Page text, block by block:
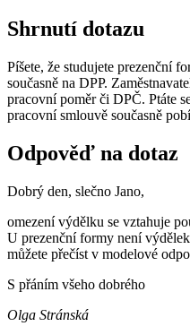
Shrnutí dotazu
Píšete, že studujete prezenční
současně na DPP.
pracovní poměr či DPČ. Ptáte
pracovní smlouvě současně
Odpověď na dotaz
Dobrý den, slečno Jano,
omezení výdělku se vztahuje
U prezenční formy není
můžete přečíst v modelové
S přáním všeho dobrého
Olga Stránská